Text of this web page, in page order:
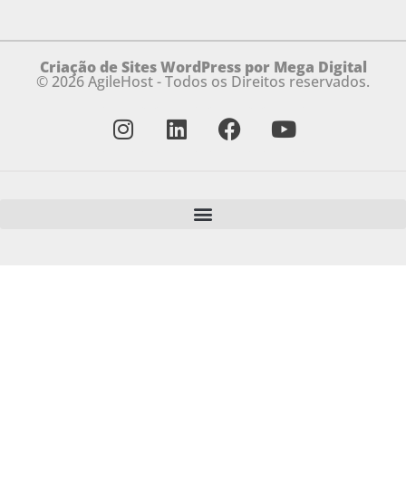
Criação de Sites WordPress por Mega Digital
© 2026 AgileHost - Todos os Direitos reservados.